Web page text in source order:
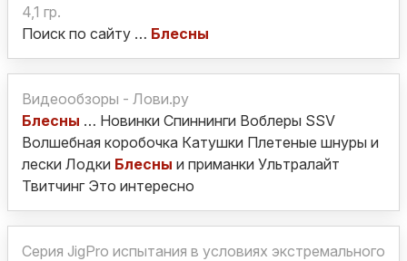
4,1 гр.
Поиск по сайту … Блесны
Видеообзоры - Лови.ру
Блесны … Новинки Спиннинги Воблеры SSV
Волшебная коробочка Катушки Плетеные шнуры и
лески Лодки Блесны и приманки Ультралайт
Твитчинг Это интересно
Серия JigPro испытания в условиях экстремального